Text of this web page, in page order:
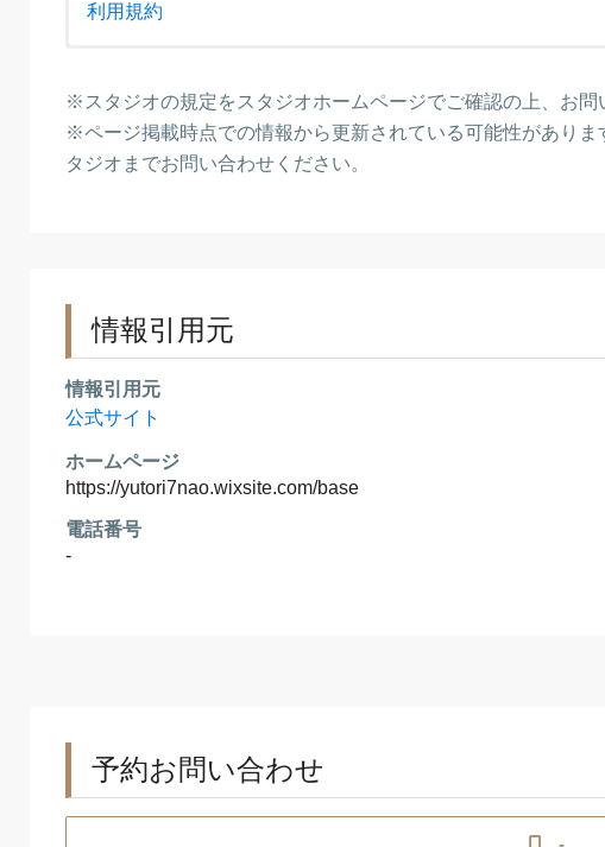
利用規約
7日前〜当日 100％
14日前〜8日前
※スタジオの規定をスタジオホームページでご確認の上、お問
※ページ掲載時点での情報から更新されている可能性があり
タジオまでお問い合わせください。
情報引用元
情報引用元
公式サイト
ホームページ
https://yutori7nao.wixsite.com/base
電話番号
-
予約お問い合わせ